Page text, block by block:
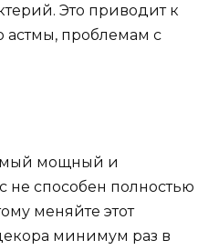
Это приводит к
астмы, проблемам с
мощный и
способен полностью
меняйте этот
минимум раз в